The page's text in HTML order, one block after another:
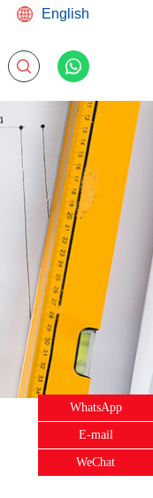
English
WhatsApp
E-mail
WeChat